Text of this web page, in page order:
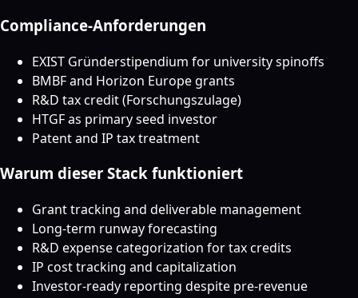
Compliance-Anforderungen
EXIST Gründerstipendium for university spinoffs
BMBF and Horizon Europe grants
R&D tax credit (Forschungszulage)
HTGF as primary seed investor
Patent and IP tax treatment
Warum dieser Stack funktioniert
Grant tracking and deliverable management
Long-term runway forecasting
R&D expense categorization for tax credits
IP cost tracking and capitalization
Investor-ready reporting despite pre-revenue